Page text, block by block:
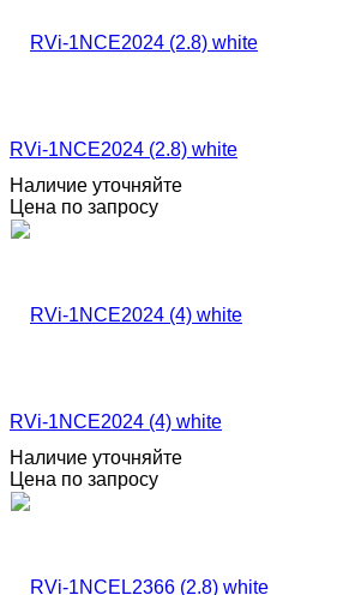
RVi-1NCE2024 (2.8) white
Наличие уточняйте
Цена по запросу
RVi-1NCE2024 (4) white
Наличие уточняйте
Цена по запросу